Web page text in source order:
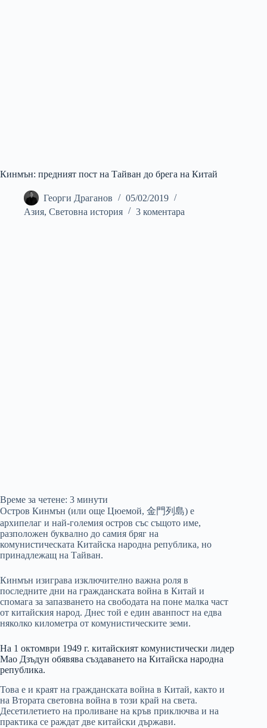
Кинмън: предният пост на Тайван до брега на Китай
Георги Драганов
05/02/2019
Азия, Световна история 3 коментара
Време за четене: 3 минути
Остров Кинмън (или още Цюемой, 金門列島) е
архипелаг и най-големия остров със същото име,
разположен буквално до самия бряг на
комунистическата Китайска народна република, но
принадлежащ на Тайван.
Кинмън изиграва изключително важна роля в
последните дни на гражданската война в Китай и
спомага за запазването на свободата на поне малка част
от китайския народ. Днес той е един аванпост на едва
няколко километра от комунистическите земи.
На 1 октомври 1949 г. китайският комунистически лидер
Мао Дзъдун обявява създаването на Китайска народна
република.
Това е и краят на гражданската война в Китай, както и
на Втората световна война в този край на света.
Десетилетието на проливане на кръв приключва и на
практика се раждат две китайски държави.